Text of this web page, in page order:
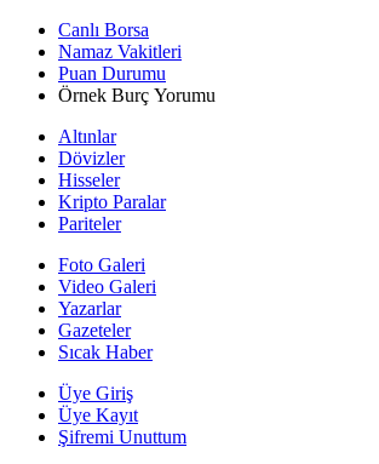
Canlı Borsa
Namaz Vakitleri
Puan Durumu
Örnek Burç Yorumu
Altınlar
Dövizler
Hisseler
Kripto Paralar
Pariteler
Foto Galeri
Video Galeri
Yazarlar
Gazeteler
Sıcak Haber
Üye Giriş
Üye Kayıt
Şifremi Unuttum